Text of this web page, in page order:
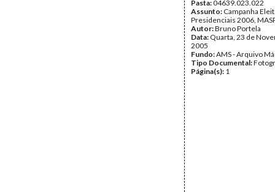
Pasta:04639.023.022
Assunto: Campanha
Presidenciais 2006,
Autor:Bruno Portela
Data: Quarta, 23 de
2005
Fundo:AMS - Arquivo
Tipo Documental:
Página(s): 1